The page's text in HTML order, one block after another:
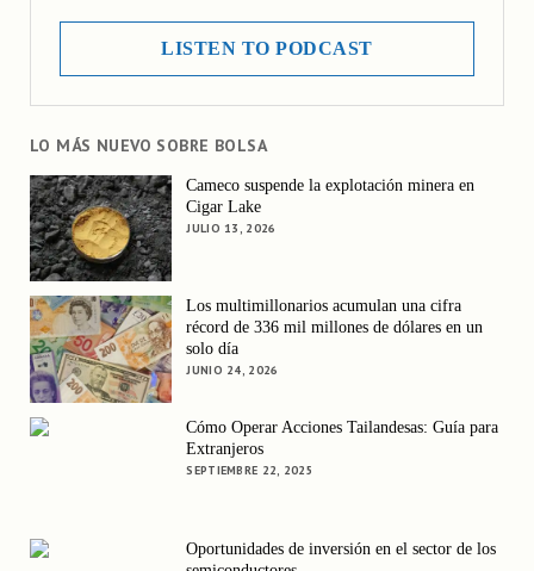
LISTEN TO PODCAST
LO MÁS NUEVO SOBRE BOLSA
Cameco suspende la explotación minera en
Cigar Lake
JULIO 13, 2026
Los multimillonarios acumulan una cifra
récord de 336 mil millones de dólares en un
solo día
JUNIO 24, 2026
Cómo Operar Acciones Tailandesas: Guía para
Extranjeros
SEPTIEMBRE 22, 2025
Oportunidades de inversión en el sector de los